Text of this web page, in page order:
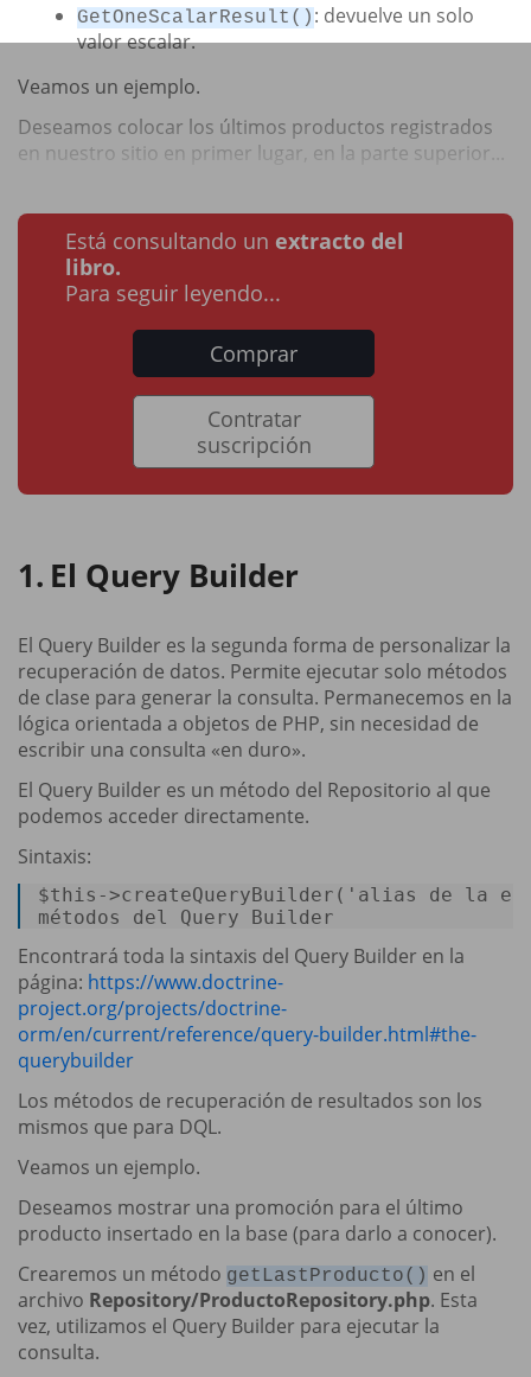
GetOneScalarResult() : devuelve un solo
valor escalar.
Veamos un ejemplo.
Deseamos colocar los últimos productos registrados
en nuestro sitio en primer lugar, en la parte superior...
Está consultando un extracto del
libro.
Para seguir leyendo...
Comprar
Contratar
suscripción
El Query Builder
El Query Builder es la segunda forma de personalizar la
recuperación de datos. Permite ejecutar solo métodos
de clase para generar la consulta. Permanecemos en la
lógica orientada a objetos de PHP, sin necesidad de
escribir una consulta «en duro».
El Query Builder es un método del Repositorio al que
podemos acceder directamente.
Sintaxis:
$this ->createQueryBuilder( 'alias de la
métodos del Query Builder
Encontrará toda la sintaxis del Query Builder en la
página: https://www.doctrine-
project.org/projects/doctrine-
orm/en/current/reference/query-builder.html#the-
querybuilder
Los métodos de recuperación de resultados son los
mismos que para DQL.
Veamos un ejemplo.
Deseamos mostrar una promoción para el último
producto insertado en la base (para darlo a conocer).
Crearemos un método getLastProducto() en el
archivo Repository/ProductoRepository.php. Esta
vez, utilizamos el Query Builder para ejecutar la
consulta.